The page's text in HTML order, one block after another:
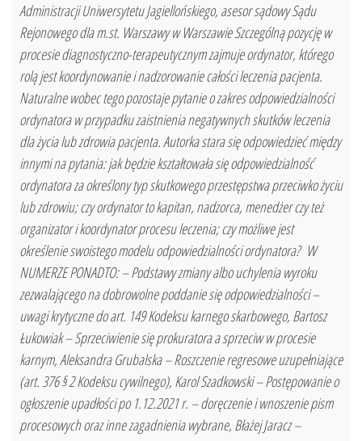
Administracji Uniwersytetu Jagiellońskiego, asesor sądowy Sądu
Rejonowego dla m.st. Warszawy w Warszawie Szczególną pozycję w
procesie diagnostyczno-terapeutycznym zajmuje ordynator, którego
rolą jest koordynowanie i nadzorowanie całości leczenia pacjenta.
Naturalne wobec tego pozostaje pytanie o zakres odpowiedzialności
ordynatora w przypadku zaistnienia negatywnych skutków leczenia
dla życia lub zdrowia pacjenta. Autorka stara się odpowiedzieć między
innymi na pytania: jak będzie kształtowała się odpowiedzialność
ordynatora za określony typ skutkowego przestępstwa przeciwko życiu
lub zdrowiu; czy ordynator to kapitan, nadzorca, menedżer czy też
organizator i koordynator procesu leczenia; czy możliwe jest
określenie swoistego modelu odpowiedzialności ordynatora? W
NUMERZE PONADTO: – Podstawy zmiany albo uchylenia wyroku
zezwalającego na dobrowolne poddanie się odpowiedzialności –
uwagi krytyczne do art. 149 Kodeksu karnego skarbowego, Bartosz
Łukowiak – Sprzeciwienie się prokuratora a sprzeciw w procesie
karnym, Aleksandra Grubalska – Roszczenie regresowe uzupełniające
(art. 376 § 2 Kodeksu cywilnego), Karol Szadkowski – Postępowanie o
ogłoszenie upadłości po 1.12.2021 r. – doręczenie i wnoszenie pism
procesowych oraz inne zagadnienia wybrane, Błażej Jaracz –